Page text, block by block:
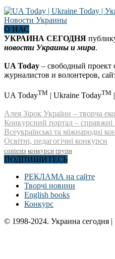
О НАС
УКРАИНА СЕГОДНЯ
новости Украины и мира.
UA Today – свободный проект
журналистов и волонтеров,
UA TodayTM | Ukraine TodayTM
Алея Зірок України – творча
Конкурсний портал – справжні
Всеукраїнські та міжнародні
Освітні, педагогічні конкурси
contests конкурси групи
ПОДПИШИТЕСЬ
РЕКЛАМА на сайте
Творчі новини
English books
Конкурс
© 1998-2024. Украина сегодня